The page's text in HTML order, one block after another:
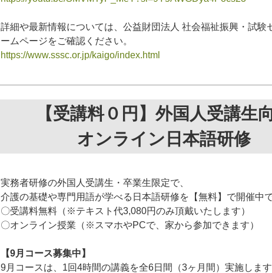
詳細や最新情報については、公益財団法人 社会福祉振興・試験
ームページをご確認ください。
https://www.sssc.or.jp/kaigo/index.html
【受講料０円】外国人受講生
オンライン日本語研修
実務者研修の外国人受講生・卒業生限定で、
介護の基礎や専門用語が学べる日本語研修を【無料】で開催中で
〇受講料無料（※テキスト代3,080円のみ頂戴いたします）
〇オンライン授業（※スマホやPCで、家から参加できます）
【9月コース募集中】
9月コースは、1回4時間の講義を全6日間（3ヶ月間）実施します